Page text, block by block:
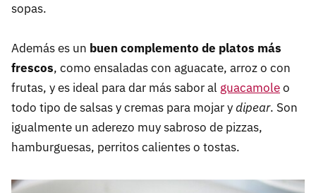
sopas.
Además es un buen complemento de platos más
frescos, como ensaladas con aguacate, arroz o con
frutas, y es ideal para dar más sabor al guacamoleo
todo tipo de salsas y cremas para mojar ydipear. Son
igualmente un aderezo muy sabroso de pizzas,
hamburguesas, perritos calientes o tostas.